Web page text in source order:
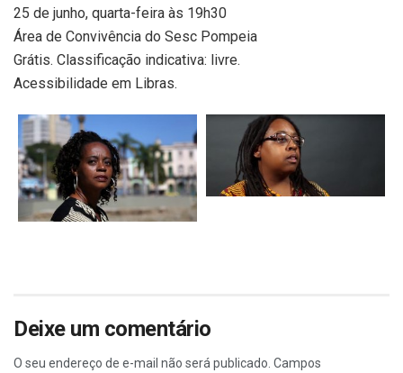
25 de junho, quarta-feira às 19h30
Área de Convivência do Sesc Pompeia
Grátis. Classificação indicativa: livre.
Acessibilidade em Libras.
Deixe um comentário
O seu endereço de e-mail não será publicado. Campos